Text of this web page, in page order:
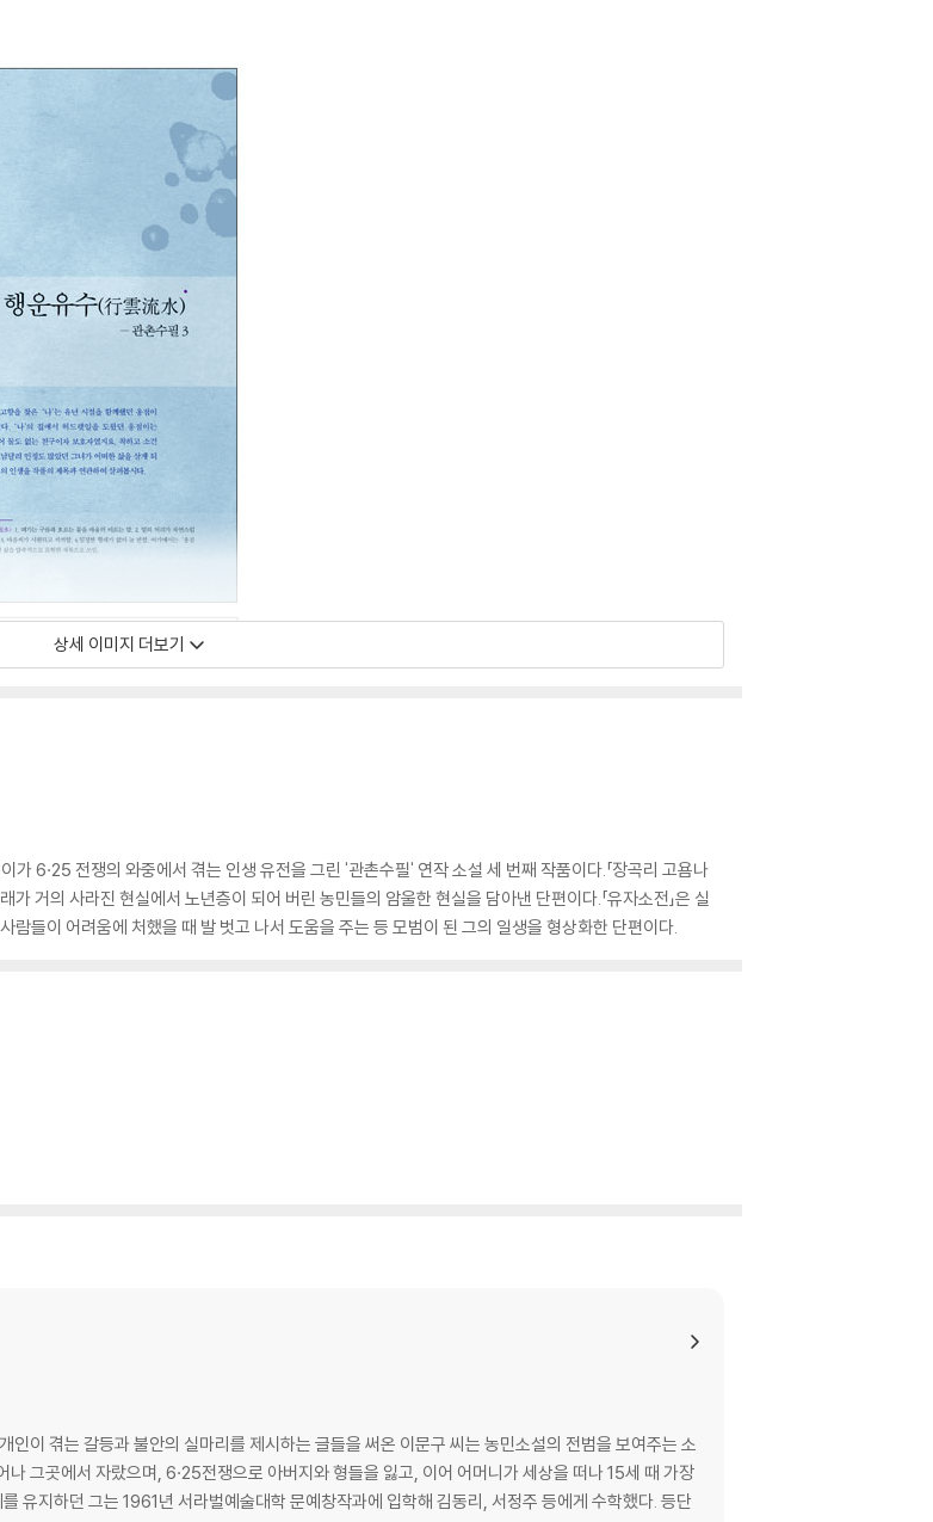
상세 이미지 더보기
가 6·25 전쟁의 와중에서 겪는 인생 유전을 그린 '관촌수필' 연작 소설 세 번째 작품이다.「장곡리 고욤나
거의 사라진 현실에서 노년층이 되어 버린 농민들의 암울한 현실을 담아낸 단편이다.「유자소전」은 실
람들이 어려움에 처했을 때 발 벗고 나서 도움을 주는 등 모범이 된 그의 일생을 형상화한 단편이다.
인이 겪는 갈등과 불안의 실마리를 제시하는 글들을 써온 이문구 씨는 농민소설의 전범을 보여주는 소
그곳에서 자랐으며, 6·25전쟁으로 아버지와 형들을 잃고, 이어 어머니가 세상을 떠나 15세 때 가장